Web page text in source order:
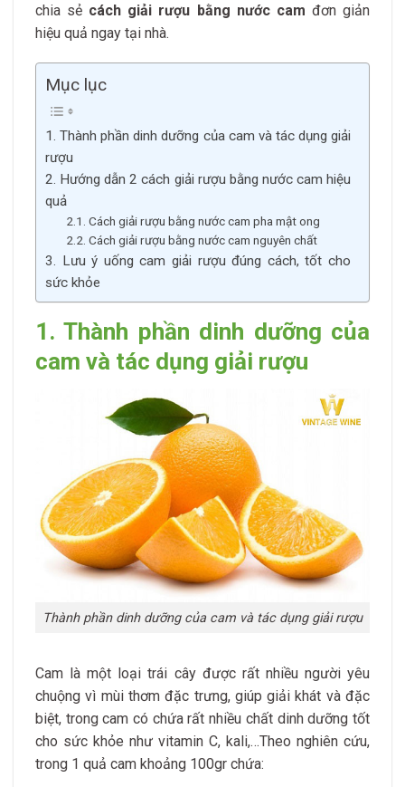
chia sẻ cách giải rượu bằng nước cam đơn giản
hiệu quả ngay tại nhà.
Mục lục
1. Thành phần dinh dưỡng của cam và tác dụng giải
rượu
2. Hướng dẫn 2 cách giải rượu bằng nước cam hiệu
quả
2.1. Cách giải rượu bằng nước cam pha mật ong
2.2. Cách giải rượu bằng nước cam nguyên chất
3. Lưu ý uống cam giải rượu đúng cách, tốt cho
sức khỏe
1. Thành phần dinh dưỡng của
cam và tác dụng giải rượu
Thành phần dinh dưỡng của cam và tác dụng giải rượu
Cam là một loại trái cây được rất nhiều người yêu
chuộng vì mùi thơm đặc trưng, giúp giải khát và đặc
biệt, trong cam có chứa rất nhiều chất dinh dưỡng tốt
cho sức khỏe như vitamin C, kali,…Theo nghiên cứu,
trong 1 quả cam khoảng 100gr chứa: